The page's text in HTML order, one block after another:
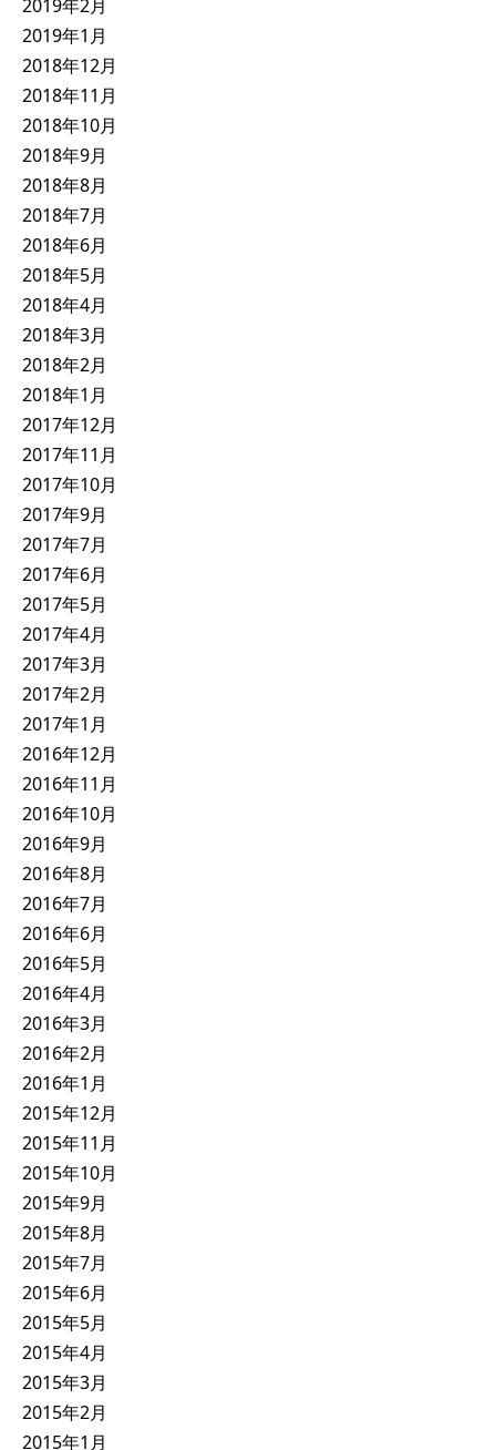
2019年2月
2019年1月
2018年12月
2018年11月
2018年10月
2018年9月
2018年8月
2018年7月
2018年6月
2018年5月
2018年4月
2018年3月
2018年2月
2018年1月
2017年12月
2017年11月
2017年10月
2017年9月
2017年7月
2017年6月
2017年5月
2017年4月
2017年3月
2017年2月
2017年1月
2016年12月
2016年11月
2016年10月
2016年9月
2016年8月
2016年7月
2016年6月
2016年5月
2016年4月
2016年3月
2016年2月
2016年1月
2015年12月
2015年11月
2015年10月
2015年9月
2015年8月
2015年7月
2015年6月
2015年5月
2015年4月
2015年3月
2015年2月
2015年1月